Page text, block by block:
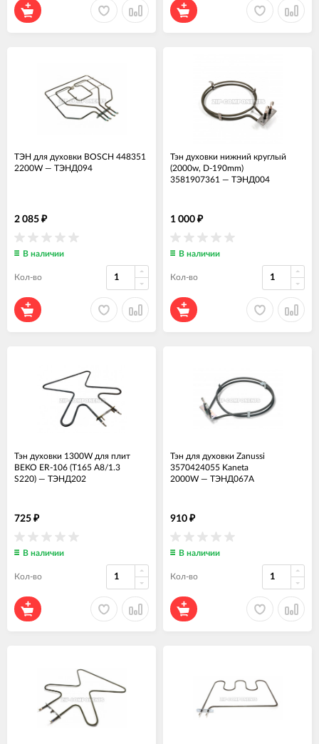
ТЭН для духовки BOSCH 448351
2200W — ТЭНД094
2 085 ₽
В наличии
Кол-во
Тэн духовки нижний круглый
(2000w, D-190mm)
3581907361 — ТЭНД004
1 000 ₽
В наличии
Кол-во
Тэн духовки 1300W для плит
BEKO ER-106 (T165 A8/1.3
S220) — ТЭНД202
725 ₽
В наличии
Кол-во
Тэн для духовки Zanussi
3570424055 Kaneta
2000W — ТЭНД067А
910 ₽
В наличии
Кол-во